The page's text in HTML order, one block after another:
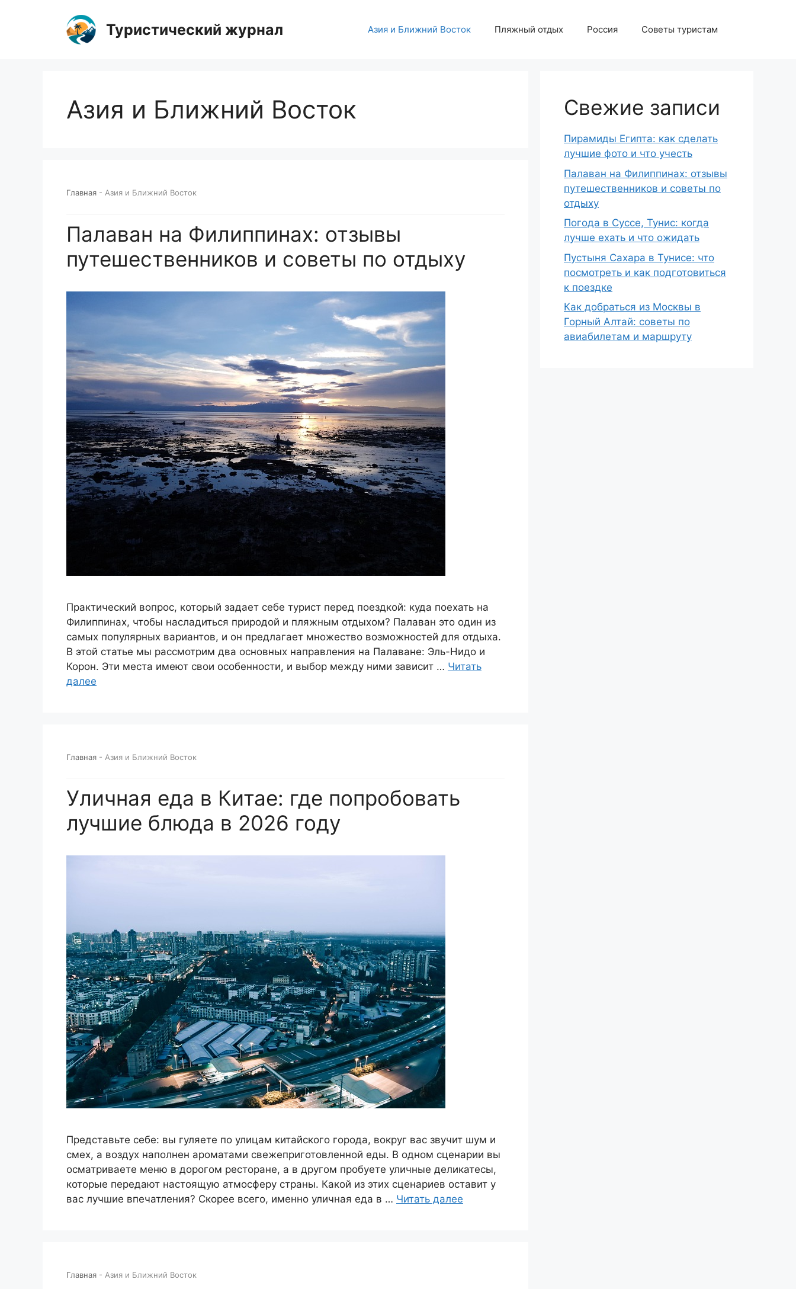
содержимому
Туристический журнал Азия и Ближний Восток Пляжный отдых Россия Советы туристам
Азия и Ближний Восток
Главная - Азия и Ближний Восток
Палаван на Филиппинах: отзывы
путешественников и советы по отдыху
Практический вопрос, который задает себе турист перед поездкой: куда поехать на
Филиппинах, чтобы насладиться природой и пляжным отдыхом? Палаван это один из
самых популярных вариантов, и он предлагает множество возможностей для отдыха.
В этой статье мы рассмотрим два основных направления на Палаване: Эль-Нидо и
Корон. Эти места имеют свои особенности, и выбор между ними зависит … Читать
далее
Главная - Азия и Ближний Восток
Уличная еда в Китае: где попробовать
лучшие блюда в 2026 году
Представьте себе: вы гуляете по улицам китайского города, вокруг вас звучит шум и
смех, а воздух наполнен ароматами свежеприготовленной еды. В одном сценарии вы
осматриваете меню в дорогом ресторане, а в другом пробуете уличные деликатесы,
которые передают настоящую атмосферу страны. Какой из этих сценариев оставит у
вас лучшие впечатления? Скорее всего, именно уличная еда в … Читать далее
Главная - Азия и Ближний Восток
Свежие записи
Пирамиды Египта: как сделать
лучшие фото и что учесть
Палаван на Филиппинах: отзывы
путешественников и советы по
отдыху
Погода в Суссе, Тунис: когда
лучше ехать и что ожидать
Пустыня Сахара в Тунисе: что
посмотреть и как подготовиться
к поездке
Как добраться из Москвы в
Горный Алтай: советы по
авиабилетам и маршруту